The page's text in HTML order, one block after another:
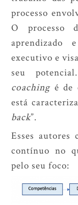
processo
O processo
aprendizado
executivo e
seu
coachingé de
está
back”.
Esses autores
contínuo no
pelo seu foco: